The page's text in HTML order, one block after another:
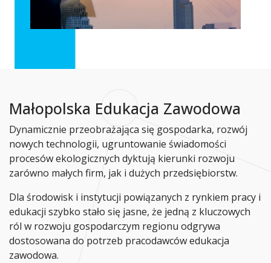
Małopolska Edukacja Zawodowa
Dynamicznie przeobrażająca się gospodarka, rozwój
nowych technologii, ugruntowanie świadomości
procesów ekologicznych dyktują kierunki rozwoju
zarówno małych firm, jak i dużych przedsiębiorstw.
Dla środowisk i instytucji powiązanych z rynkiem pracy i
edukacji szybko stało się jasne, że jedną z kluczowych
ról w rozwoju gospodarczym regionu odgrywa
dostosowana do potrzeb pracodawców edukacja
zawodowa.